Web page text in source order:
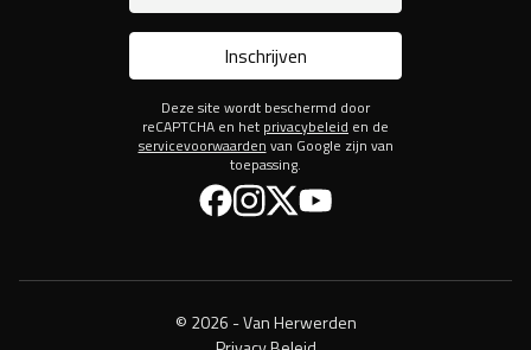
Inschrijven
Deze site wordt beschermd door
reCAPTCHA en het privacybeleid en de
servicevoorwaarden van Google zijn van
toepassing.
FacebookInstagram
TwitterYouTube
© 2026 - Van Herwerden